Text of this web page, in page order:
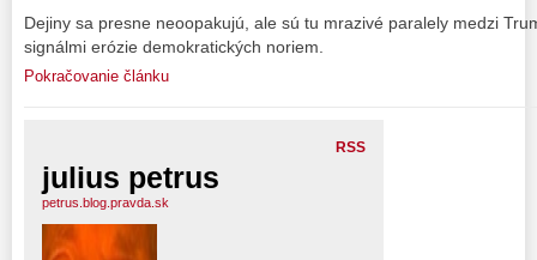
Dejiny sa presne neoopakujú, ale sú tu mrazivé paralely medzi
signálmi erózie demokratických noriem.
Pokračovanie článku
RSS
julius petrus
petrus.blog.pravda.sk